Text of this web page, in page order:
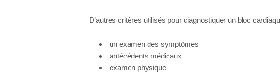
D’autres critères utilisés pour diagnostiquer un bloc
un examen des symptômes
antécédents médicaux
examen physique